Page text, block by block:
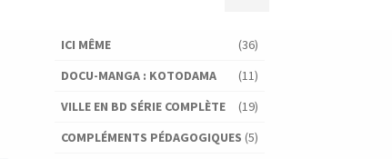
ICI MÊME
(36)
DOCU-MANGA : KOTODAMA
(11)
VILLE EN BD SÉRIE COMPLÈTE
(19)
COMPLÉMENTS PÉDAGOGIQUES (5)